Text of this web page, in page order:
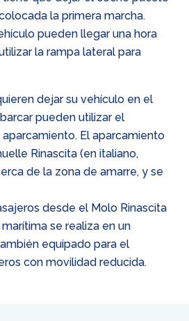
la primera marcha.
pueden llegar una hora
la rampa lateral para
dejar su vehículo en el
pueden utilizar el
El aparcamiento
Rinascita (en italiano,
de la zona de amarre, y se
desde el Molo Rinascita
se realiza en un
equipado para el
con movilidad reducida.